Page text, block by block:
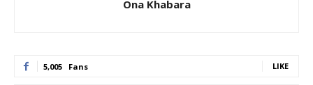
Ona Khabara
5,005 Fans LIKE